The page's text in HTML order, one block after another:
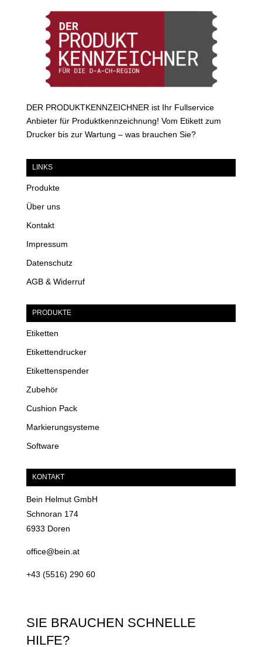
DER PRODUKTKENNZEICHNER ist Ihr Fullservice
Anbieter für Produktkennzeichnung! Vom Etikett zum
Drucker bis zur Wartung – was brauchen Sie?
LINKS
Produkte
Über uns
Kontakt
Impressum
Datenschutz
AGB & Widerruf
PRODUKTE
Etiketten
Etikettendrucker
Etikettenspender
Zubehör
Cushion Pack
Markierungsysteme
Software
KONTAKT
Bein Helmut GmbH
Schnoran 174
6933 Doren
office@bein.at
+43 (5516) 290 60
SIE BRAUCHEN SCHNELLE
HILFE?